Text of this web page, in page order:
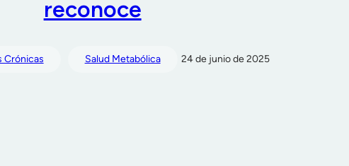
reconoce
Crónicas Salud Metabólica 24 de junio de 2025